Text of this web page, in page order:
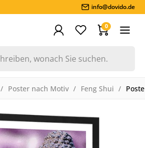
info@dovido.de
0
Poster nach Motiv Feng Shui